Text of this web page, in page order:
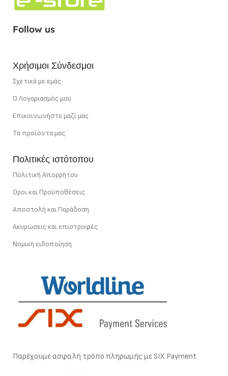
Follow us
Χρήσιμοι Σύνδεσμοι
Σχετικά με εμάς
Ο Λογαριασμός μου
Επικοινωνήστε μαζί μας
Τα προϊόντα μας
Πολιτικές ιστότοπου
Πολιτική Απορρήτου
Οροι και Προϋποθέσεις
Αποστολή και Παράδοση
Ακυρώσεις και επιστροφές
Νομική ειδοποίηση
Παρέχουμε ασφαλή τρόπο πληρωμής με SIX Payment